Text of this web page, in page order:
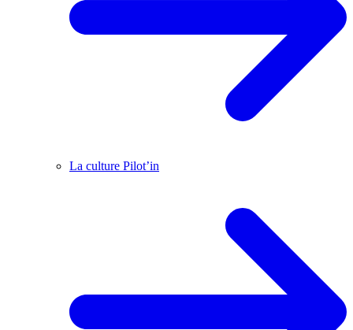
La culture Pilot’in